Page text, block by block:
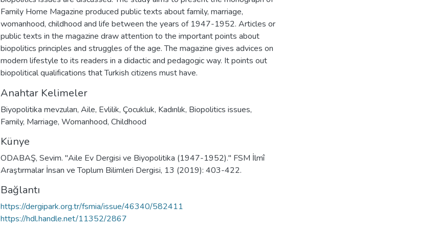
Family Home Magazine produced public texts about family, marriage,
womanhood, childhood and life between the years of 1947-1952. Articles or
public texts in the magazine draw attention to the important points about
biopolitics principles and struggles of the age. The magazine gives advices on
modern lifestyle to its readers in a didactic and pedagogic way. It points out
biopolitical qualifications that Turkish citizens must have.
Anahtar Kelimeler
Biyopolitika mevzuları, Aile, Evlilik, Çocukluk, Kadınlık, Biopolitics issues,
Family, Marriage, Womanhood, Childhood
Künye
ODABAŞ, Sevim. ''Aile Ev Dergisi ve Biyopolitika (1947-1952).'' FSM İlmî
Araştırmalar İnsan ve Toplum Bilimleri Dergisi, 13 (2019): 403-422.
Bağlantı
https://dergipark.org.tr/fsmia/issue/46340/582411
https://hdl.handle.net/11352/2867